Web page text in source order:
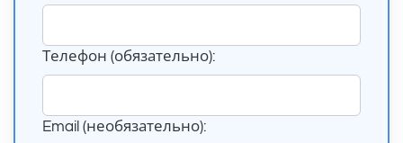
Телефон (обязательно):
Email (необязательно):